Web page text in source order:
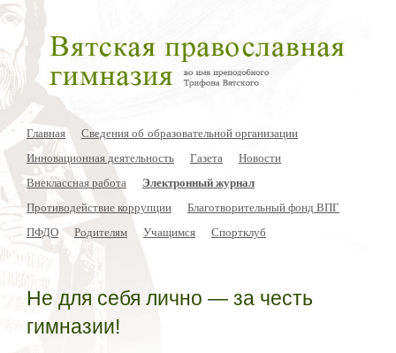
Главная
Сведения об образовательной организации
Инновационная деятельность
Газета
Новости
Внеклассная работа
Электронный журнал
Противодействие коррупции
Благотворительный фонд ВПГ
ПФДО
Родителям Учащимся Спортклуб
Не для себя лично — за честь
гимназии!